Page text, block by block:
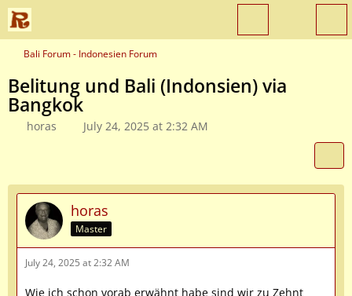
Bali Forum - Indonesien Forum
Belitung und Bali (Indonsien) via
Bangkok
horas July 24, 2025 at 2:32 AM
horas
Master
July 24, 2025 at 2:32 AM
Wie ich schon vorab erwähnt habe sind wir zu Zehnt